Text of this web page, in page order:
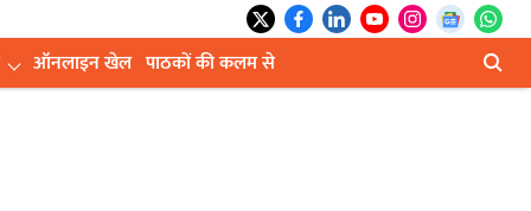
ऑनलाइन खेल पाठकों की कलम से